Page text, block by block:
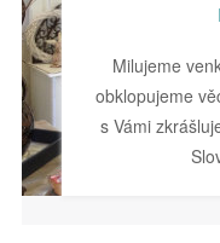
Milujeme
obklopujeme
s Vámi